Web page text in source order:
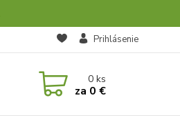
Prihlásenie
0ks
za 0 €